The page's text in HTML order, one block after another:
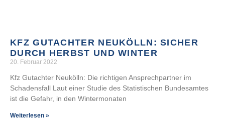
KFZ GUTACHTER NEUKÖLLN: SICHER
DURCH HERBST UND WINTER
20. Februar 2022
Kfz Gutachter Neukölln: Die richtigen Ansprechpartner im
Schadensfall Laut einer Studie des Statistischen Bundesamtes
ist die Gefahr, in den Wintermonaten
Weiterlesen »